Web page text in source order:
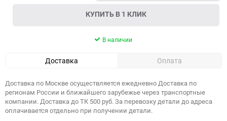
КУПИТЬ В 1 КЛИК
В наличии
Доставка Оплата
Доставка по Москве осуществляется ежедневно Доставка по
регионам России и ближайшего зарубежье через транспортные
компании. Доставка до ТК 500 руб. За перевозку детали до адреса
оплачивается отдельно при получении детали.